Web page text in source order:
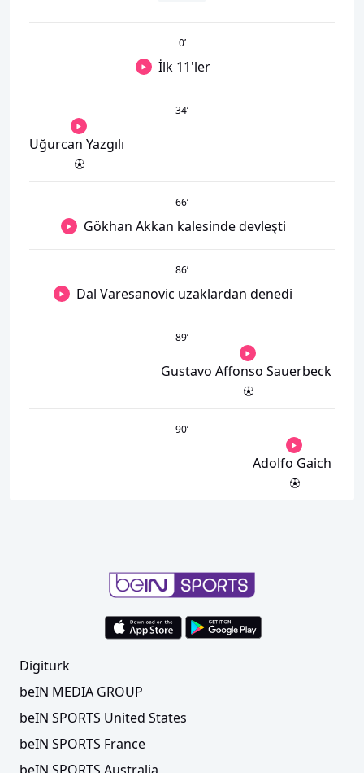
0’
İlk 11'ler
34’
Uğurcan Yazgılı
66’
Gökhan Akkan kalesinde devleşti
86’
Dal Varesanovic uzaklardan denedi
89’
Gustavo Affonso Sauerbeck
90’
Adolfo Gaich
Digiturk
beIN MEDIA GROUP
beIN SPORTS United States
beIN SPORTS France